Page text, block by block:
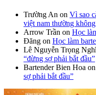
Trường An on Vì sao
việt nam thường
Arrow Trần on Học
Đăng on Học làm
Lê Nguyễn Trọng
“đừng sợ phải bắt đầu”
Bartender Bien Hoa on
sợ phải bắt đầu”